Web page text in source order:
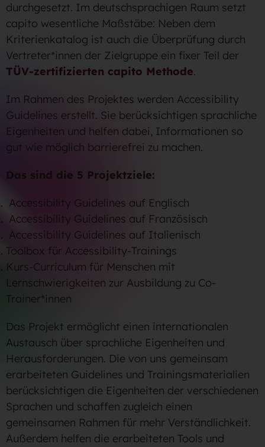
durchgesetzt. Im deutschsprachigen Raum setzt
capito wesentliche Maßstäbe: Neben dem
Kriterienkatalog ist auch die Überprüfung durch
Vertreter*innen der Zielgruppe ein fixer Teil der
TÜV-zertifizierten capito Methode.
Im Rahmen des Projektes werden Accessibility
Guidelines erstellt. Sie berücksichtigen sprachliche
Eigenheiten und helfen dabei, Informationen so
gut wie möglich barrierefrei zu machen.
Das sind die 5 Projektziele:
Accessibility Guidelines auf Englisch
Accessibility Guidelines auf Französisch
Accessibility Guidelines auf Italienisch
Toolbox für Accessibility-Trainings
Kurs-Curriculum für Menschen mit
Lernschwierigkeiten zur Ausbildung zu Co-
Trainer*innen
Das Projekt ermöglicht einen internationalen
Austausch über sprachliche Eigenheiten und
Herausforderungen. Die von uns gemeinsam
erarbeiteten Guidelines und Trainingsmaterialien
berücksichtigen die Eigenheiten der verschiedenen
Sprachen und schaffen zugleich einen
gemeinsamen Rahmen für mehr Verständlichkeit.
Außerdem helfen die erarbeiteten Tools und